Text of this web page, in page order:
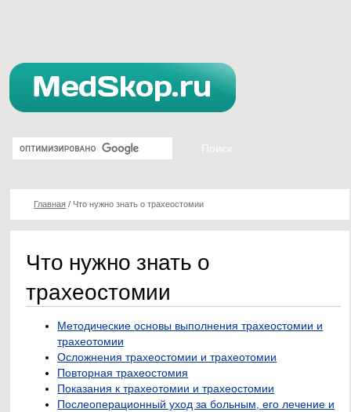
Главная / Что нужно знать о трахеостомии
Что нужно знать о
трахеостомии
Методические основы выполнения трахеостомии и
трахеотомии
Осложнения трахеостомии и трахеотомии
Повторная трахеостомия
Показания к трахеотомии и трахеостомии
Послеоперационный уход за больным, его лечение и